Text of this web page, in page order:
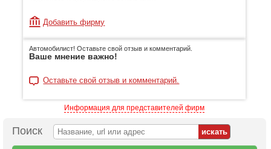
Добавить фирму
Автомобилист! Оставьте свой отзыв и комментарий.
Ваше мнение важно!
Оставьте свой отзыв и комментарий.
Информация для представителей фирм
Поиск